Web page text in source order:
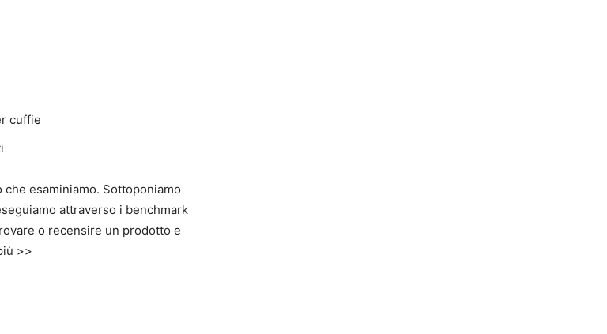
cuffie
esaminiamo. Sottoponiamo
attraverso i benchmark
o recensire un prodotto e
>>